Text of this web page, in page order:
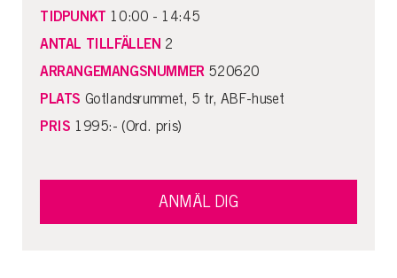
TIDPUNKT 10:00 - 14:45
ANTAL TILLFÄLLEN 2
ARRANGEMANGSNUMMER520620
PLATS Gotlandsrummet, 5 tr, ABF-huset
PRIS 1995:- (Ord. pris)
ANMÄL DIG